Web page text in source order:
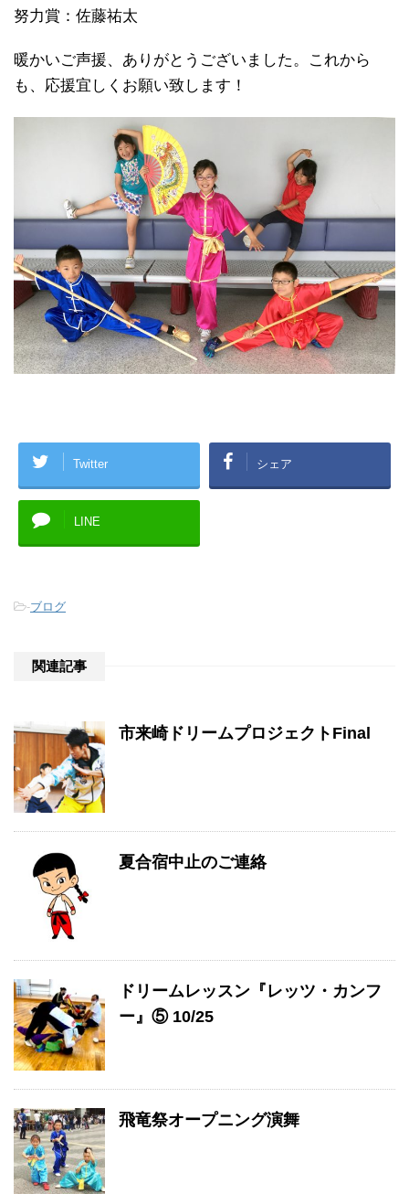
努力賞：佐藤祐太
暖かいご声援、ありがとうございました。これから
も、応援宜しくお願い致します！
Twitter シェア
LINE
-ブログ
関連記事
市来崎ドリームプロジェクトFinal
夏合宿中止のご連絡
ドリームレッスン『レッツ・カンフ
ー』⑤ 10/25
飛竜祭オープニング演舞